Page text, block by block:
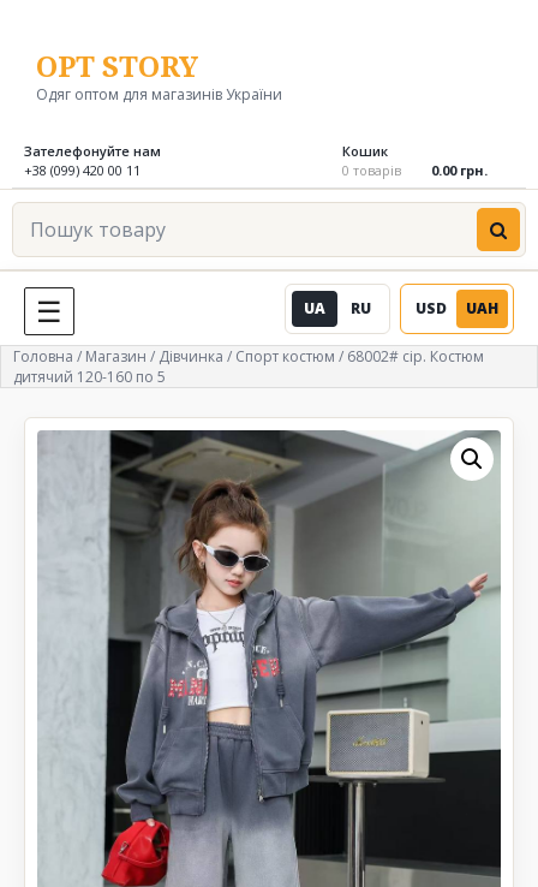
вмістуOPT STORY
Одяг оптом для магазинів України
Зателефонуйте нам
+38 (099) 420 00 11
Кошик
0 товарів
0.00 грн.
Пошук
товару
UA RU USD UAH
Головна / Магазин / Дівчинка / Спорт костюм / 68002# сір. Костюм
дитячий 120-160 по 5